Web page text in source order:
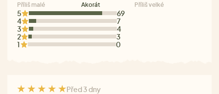
5
69
4
7
3
4
2
3
1
0
Příliš malé Akorát Příliš velké
Před 3 dny